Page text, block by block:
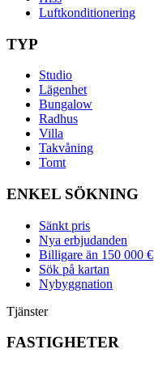
Luftkonditionering
TYP
Studio
Lägenhet
Bungalow
Radhus
Villa
Takvåning
Tomt
ENKEL SÖKNING
Sänkt pris
Nya erbjudanden
Billigare än 150 000 €
Sök på kartan
Nybyggnation
Tjänster
FASTIGHETER